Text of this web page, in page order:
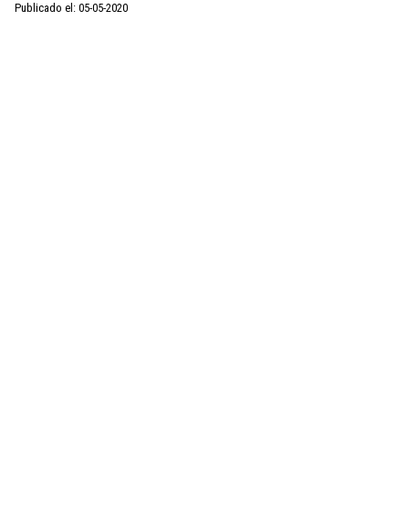
Publicado el: 05-05-2020